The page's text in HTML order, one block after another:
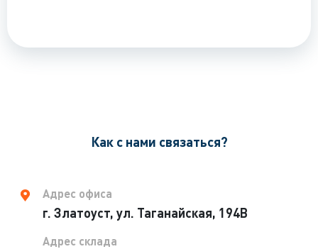
Как с нами связаться?
Адрес офиса
г. Златоуст, ул. Таганайская, 194В
Адрес склада